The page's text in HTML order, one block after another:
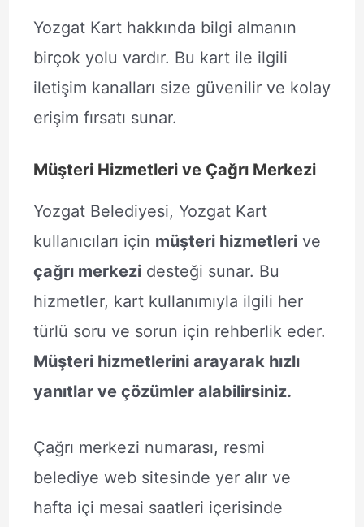
Yozgat Kart hakkında bilgi almanın
birçok yolu vardır. Bu kart ile ilgili
iletişim kanalları size güvenilir ve kolay
erişim fırsatı sunar.
Müşteri Hizmetleri ve Çağrı Merkezi
Yozgat Belediyesi, Yozgat Kart
kullanıcıları için müşteri hizmetlerive
çağrı merkezidesteği sunar. Bu
hizmetler, kart kullanımıyla ilgili her
türlü soru ve sorun için rehberlik eder.
Müşteri hizmetlerini arayarak hızlı
yanıtlar ve çözümler alabilirsiniz.
Çağrı merkezi numarası, resmi
belediye web sitesinde yer alır ve
hafta içi mesai saatleri içerisinde